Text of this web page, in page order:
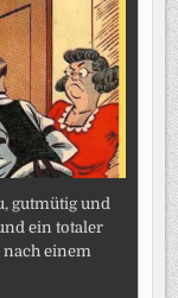
gutmütig und
ein totaler
nach einem